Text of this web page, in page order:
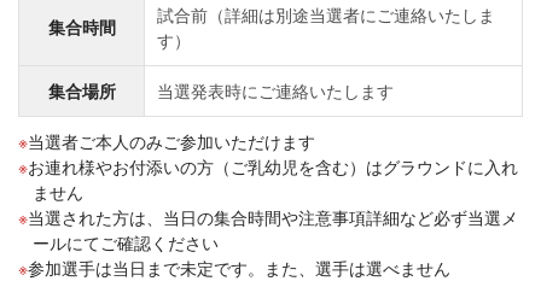
集合時間
試合前（詳細は別途当選者にご連絡いたしま
す）
集合場所 当選発表時にご連絡いたします
当選者ご本人のみご参加いただけます
お連れ様やお付添いの方（ご乳幼児を含む）はグラウンドに入れ
ません
当選された方は、当日の集合時間や注意事項詳細など必ず当選メ
ールにてご確認ください
参加選手は当日まで未定です。また、選手は選べません